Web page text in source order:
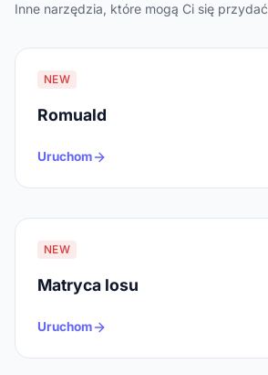
Inne narzędzia, które mogą Ci się przydać
NEW
Romuald
Uruchom
NEW
Matryca losu
Uruchom